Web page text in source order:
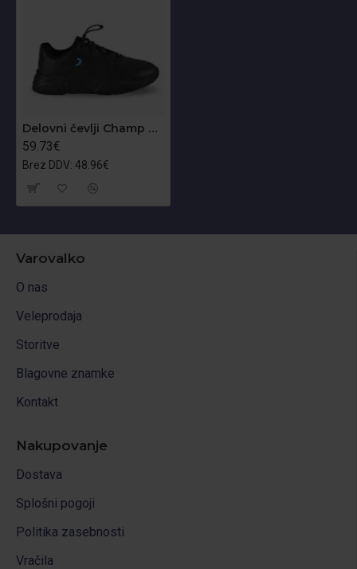
Delovni čevlji Champ O2
59.73€
Brez DDV: 48.96€
Varovalko
O nas
Veleprodaja
Storitve
Blagovne znamke
Kontakt
Nakupovanje
Dostava
Splošni pogoji
Politika zasebnosti
Vračila